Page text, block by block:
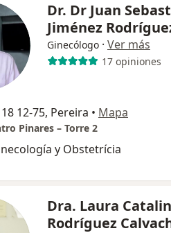
Dr. Dr Juan
Jiménez
Ginecólogo · Ver más
17 opiniones
12-75, Pereira • Mapa
Pinares – Torre 2
y Obstetrícia
Dra. Laura
Rodríguez